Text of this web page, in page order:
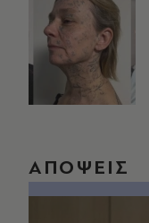
ΑΠΟΨΕΙΣ